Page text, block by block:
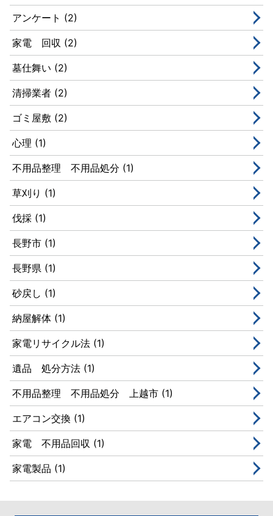
アンケート (2)
家電 回収 (2)
墓仕舞い (2)
清掃業者 (2)
ゴミ屋敷 (2)
心理 (1)
不用品整理 不用品処分 (1)
草刈り (1)
伐採 (1)
長野市 (1)
長野県 (1)
砂戻し (1)
納屋解体 (1)
家電リサイクル法 (1)
遺品 処分方法 (1)
不用品整理 不用品処分 上越市 (1)
エアコン交換 (1)
家電 不用品回収 (1)
家電製品 (1)